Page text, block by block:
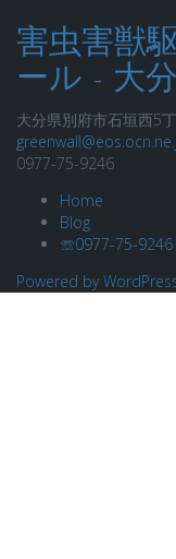
害虫害獣
ール - 大
大分県別府市石垣西5
0977-75-9246
Home
Blog
☏0977-75-9246
Powered by